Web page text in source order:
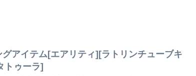
アイテム[エアリティ][ラトリンチューブキ
トゥーラ]